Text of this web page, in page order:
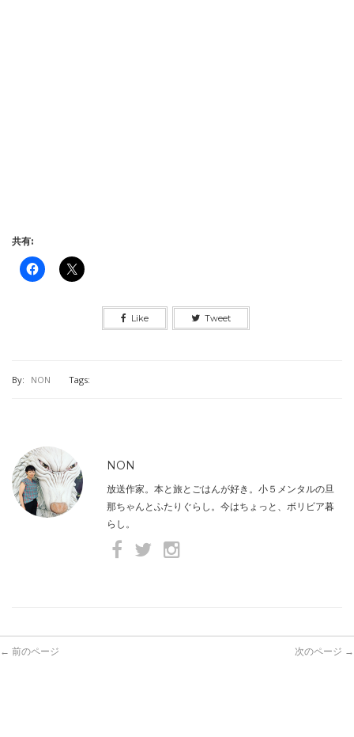
共有:
Like Tweet
By: NON Tags:
NON
放送作家。本と旅とごはんが好き。小５メンタルの旦
那ちゃんとふたりぐらし。今はちょっと、ボリビア暮
らし。
← 前のページ 次のページ →